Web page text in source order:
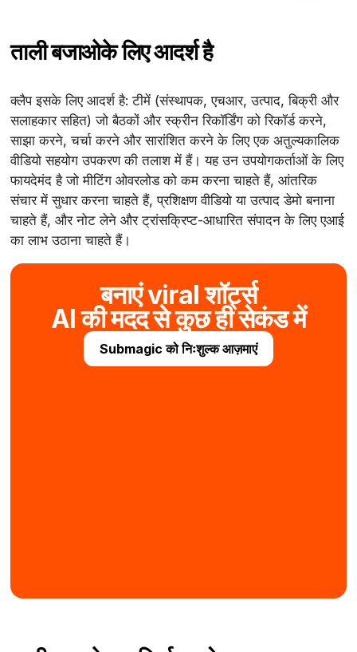
ताली बजाओके लिए आदर्श है
क्लैप इसके लिए आदर्श है: टीमें (संस्थापक, एचआर, उत्पाद, बिक्री और
सलाहकार सहित) जो बैठकों और स्क्रीन रिकॉर्डिंग को रिकॉर्ड करने,
साझा करने, चर्चा करने और सारांशित करने के लिए एक अतुल्यकालिक
वीडियो सहयोग उपकरण की तलाश में हैं। यह उन उपयोगकर्ताओं के लिए
फायदेमंद है जो मीटिंग ओवरलोड को कम करना चाहते हैं, आंतरिक
संचार में सुधार करना चाहते हैं, प्रशिक्षण वीडियो या उत्पाद डेमो बनाना
चाहते हैं, और नोट लेने और ट्रांसक्रिप्ट-आधारित संपादन के लिए एआई
का लाभ उठाना चाहते हैं।
बनाएं viral शॉर्ट्स
AI की मदद से कुछ ही सेकंड में
Submagic को निःशुल्क आज़माएं